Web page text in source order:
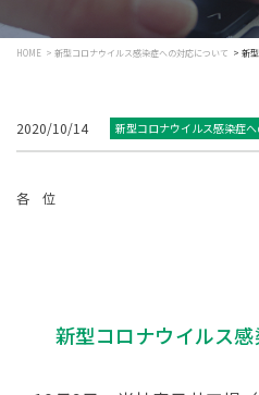
HOME 新型コロナウイルス感染症への対応について 新
2020/10/14 新型コロナウイルス感染症
各 位
新型コロナウイルス